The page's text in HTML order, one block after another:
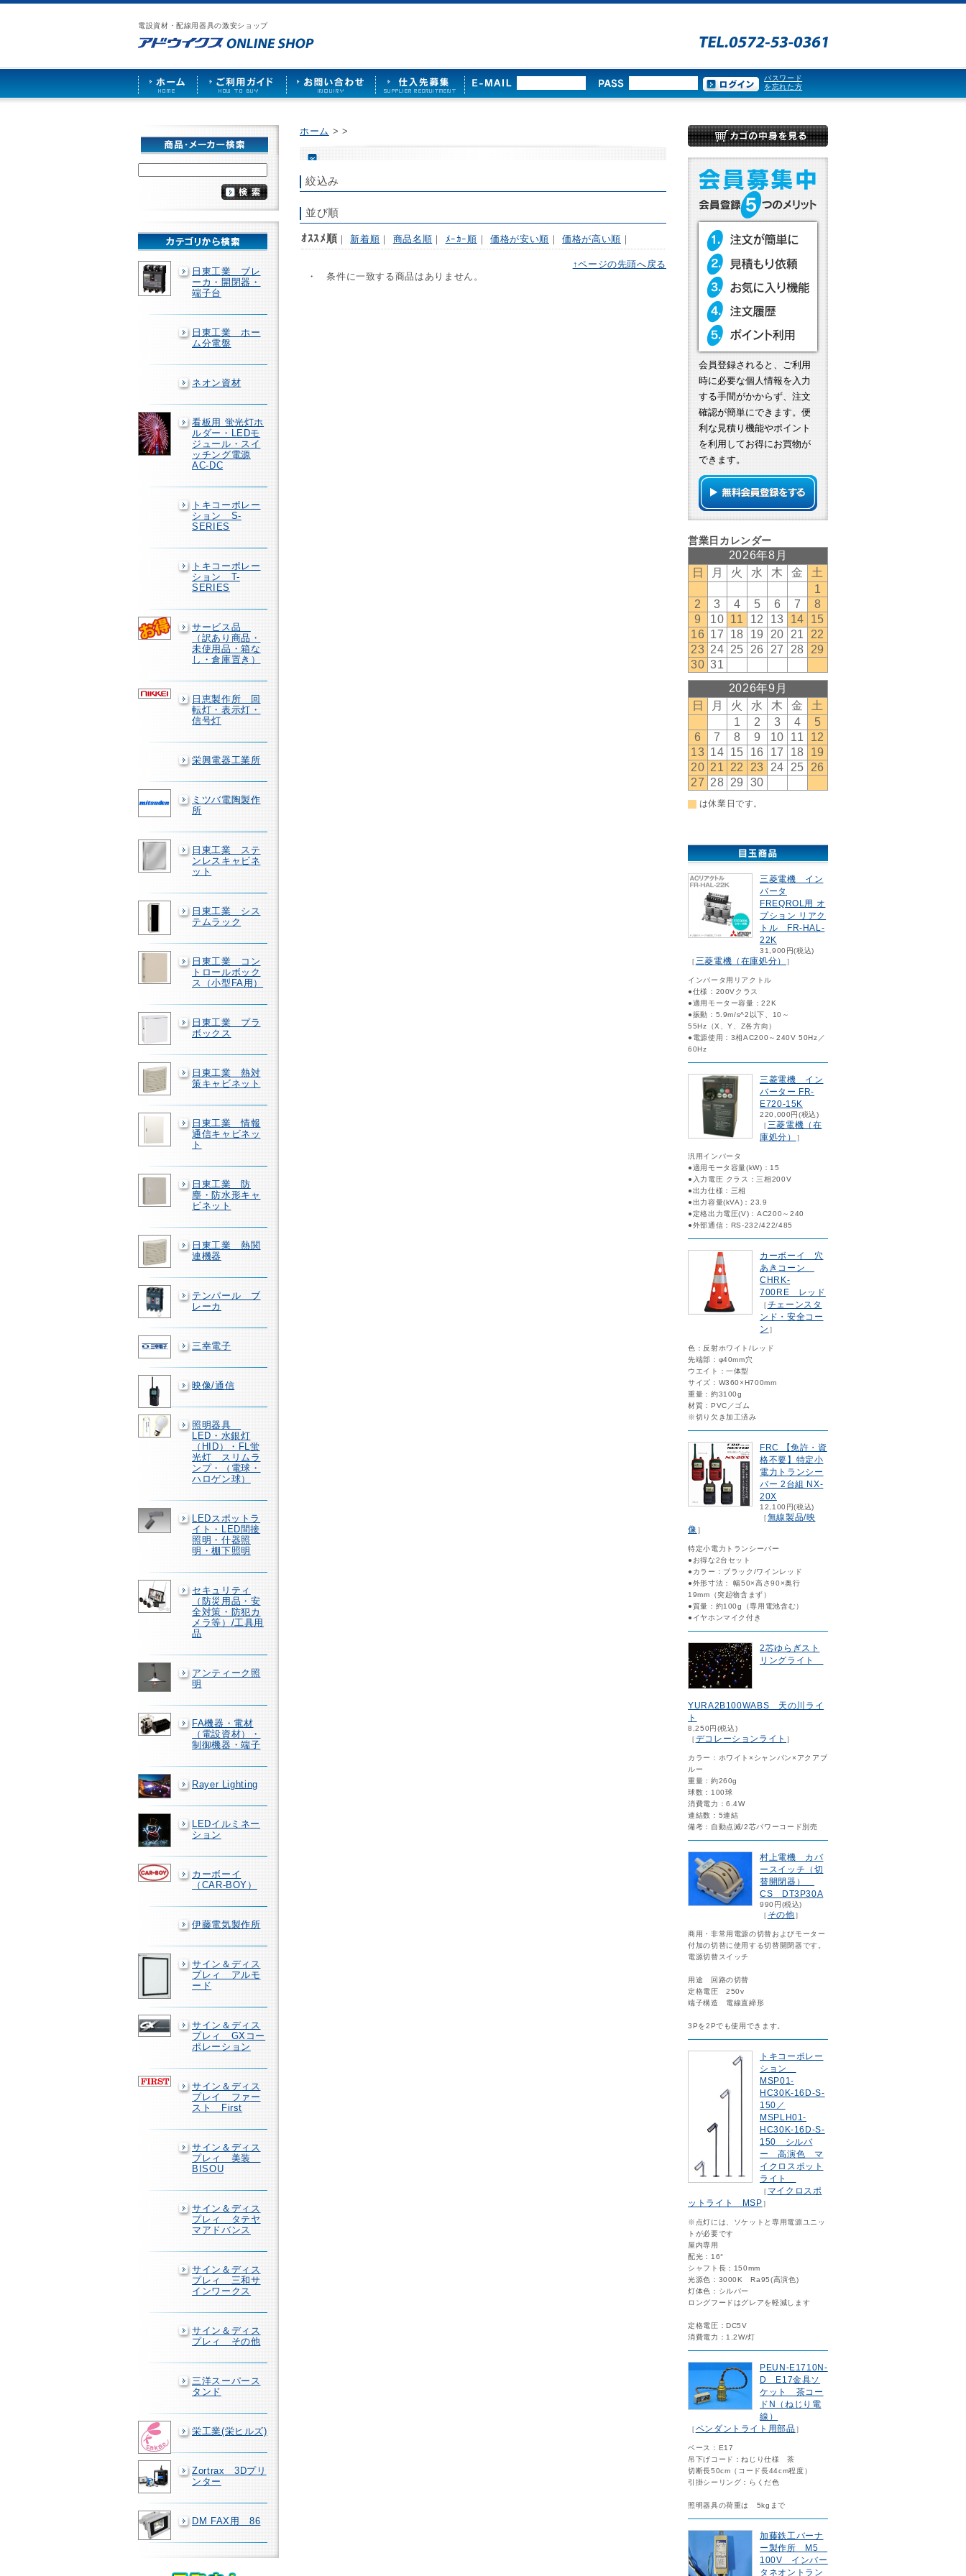
電設資材・配線用器具の激安ショップ
漏
カ
照
ア
ス
ご
ド
お
せ
仕
パスワード
を忘れた方
日東工業 ブレ
ーカ・開閉器・
端子台
日東工業 ホー
ム分電盤
ネオン資材
看板用 蛍光灯ホ
ルダー・LEDモ
ジュール・スイ
ッチング電源
AC-DC
トキコーポレー
ション S-
SERIES
トキコーポレー
ション T-
SERIES
サービス品
（訳あり商品・
未使用品・箱な
し・倉庫置き）
日恵製作所 回
転灯・表示灯・
信号灯
栄興電器工業所
ミツバ電陶製作
所
日東工業 ステ
ンレスキャビネ
ット
日東工業 シス
テムラック
日東工業 コン
トロールボック
ス（小型FA用）
日東工業 プラ
ボックス
日東工業 熱対
策キャビネット
日東工業 情報
通信キャビネッ
ト
日東工業 防
塵・防水形キャ
ビネット
日東工業 熱関
連機器
テンパール ブ
レーカ
三幸電子
映像/通信
照明器具
LED・水銀灯
（HID）・FL蛍
光灯 スリムラ
ンプ・（電球・
ハロゲン球）
LEDスポットラ
イト・LED間接
照明・什器照
明・棚下照明
セキュリティ
（防災用品・安
全対策・防犯カ
メラ等）/工具用
品
アンティーク照
明
FA機器・電材
（電設資材）・
制御機器・端子
Rayer Lighting
LEDイルミネー
ション
カーボーイ
（CAR-BOY）
伊藤電気製作所
サイン＆ディス
プレィ アルモ
ード
サイン＆ディス
プレィ GXコー
ポレーション
サイン＆ディス
プレイ ファー
スト First
サイン＆ディス
プレィ 美装
BISOU
サイン＆ディス
プレィ タテヤ
マアドバンス
サイン＆ディス
プレィ 三和サ
インワークス
サイン＆ディス
プレィ その他
三洋スーパース
タンド
栄工業(栄ヒルズ)
Zortrax 3Dプリ
ンター
DM FAX用 86
ホーム > >
絞込み
並び順
ｵｽｽﾒ順 ｜ 新着順 ｜ 商品名順 ｜ ﾒｰｶｰ順 ｜価格が安い順 ｜価格が高い順 ｜
・ 条件に一致する商品はありません。
↑ページの先頭へ戻る
会員登録されると、ご利用
時に必要な個人情報を入力
する手間がかからず、注文
確認が簡単にできます。便
利な見積り機能やポイント
を利用してお得にお買物が
できます。
三菱電機 イン
バータ
FREQROL用 オ
プション リアク
トル FR-HAL-
22K
31,900円(税込)
［三菱電機（在庫処分） ］
インバータ用リアクトル
●仕様：200Vクラス
●適用モーター容量：22K
●振動：5.9m/s^2以下、10～
55Hz（X、Y、Z各方向）
●電源使用：3相AC200～240V 50Hz／
60Hz
三菱電機 イン
バーター FR-
E720-15K
220,000円(税込)
［三菱電機（在
庫処分）
］
汎用インバータ
●適用モータ容量(kW)：15
●入力電圧 クラス：三相200V
●出力仕様：三相
●出力容量(kVA)：23.9
●定格出力電圧(V)：AC200～240
●外部通信：RS-232/422/485
カーボーイ 穴
あきコーン
CHRK-
700RE レッド
［チェーンスタ
ンド・安全コー
ン ］
色：反射ホワイト/レッド
先端部：φ40mm穴
ウエイト：一体型
サイズ：W360×H700mm
重量：約3100g
材質：PVC／ゴム
※切り欠き加工済み
FRC 【免許・資
格不要】特定小
電力トランシー
バー 2台組 NX-
20X
12,100円(税込)
［無線製品/映
像］
特定小電力トランシーバー
●お得な2台セット
●カラー：ブラック/ワインレッド
●外形寸法： 幅50×高さ90×奥行
19mm（突起物含まず）
●質量：約100g（専用電池含む）
●イヤホンマイク付き
2芯ゆらぎスト
リングライト
YURA2B100WABS 天の川ライ
ト
8,250円(税込)
［デコレーションライト ］
カラー：ホワイト×シャンパン×アクアブ
ルー
重量：約260g
球数：100球
消費電力：6.4W
連結数：5連結
備考：自動点滅/2芯パワーコード別売
村上電機 カバ
ースイッチ（切
替開閉器）
CS DT3P30A
990円(税込)
［ その他］
商用・非常用電源の切替およびモーター
付加の切替に使用する切替開閉器です。
電源切替スイッチ
用途 回路の切替
定格電圧 250v
端子構造 電線直締形
3Pを2Pでも使用できます。
トキコーポレー
ション
MSP01-
HC30K-16D-S-
150／
MSPLH01-
HC30K-16D-S-
150 シルバ
ー 高演色 マ
イクロスポット
ライト
［ マイクロスポ
ットライト MSP］
※点灯には、ソケットと専用電源ユニッ
トが必要です
屋内専用
配光：16°
シャフト長：150mm
光源色：3000K Ra95(高演色)
灯体色：シルバー
ロングフードはグレアを軽減します
定格電圧：DC5V
消費電力：1.2W/灯
PEUN-E1710N-
D E17金具ソ
ケット 茶コー
ドN（ねじり電
線）
［ペンダントライト用部品］
ベース：E17
吊下げコード：ねじり仕様 茶
切断長50cm（コード長44cm程度）
引掛シーリング：らくだ色
照明器具の荷重は 5kgまで
加藤鉄工バーナ
ー製作所 M5
100V インバー
タネオントラン